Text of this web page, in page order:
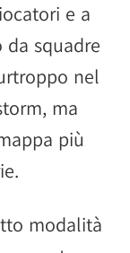
e a
da squadre
nel
ma
più
modalità